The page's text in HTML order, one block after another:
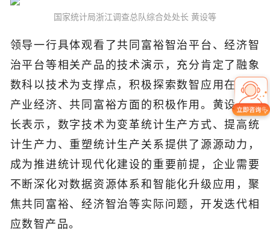
国家统计局浙江调查总队综合处处长 黄设等
领导一行具体观看了共同富裕智治平台、经济智
治平台等相关产品的技术演示，充分肯定了融象
数科以技术为支撑点，积极探索数智应用在赋能
产业经济、共同富裕方面的积极作用。黄设等处
长表示，数字技术为变革统计生产方式、提高统
计生产力、重塑统计生产关系提供了源源动力，
成为推进统计现代化建设的重要前提，企业需要
不断深化对数据资源体系和智能化升级应用，聚
焦共同富裕、经济智治等实际问题，开发迭代相
应数智产品。